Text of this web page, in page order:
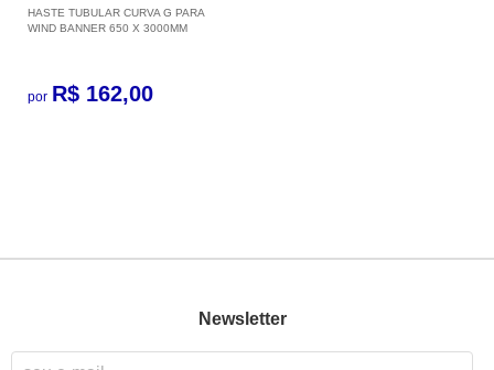
HASTE TUBULAR CURVA G PARA
WIND BANNER 650 X 3000MM
por R$ 162,00
Newsletter